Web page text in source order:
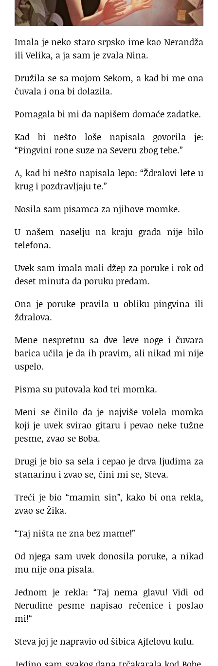
Imala je neko staro srpsko ime kao Nerandža
ili Velika, a ja sam je zvala Nina.
Družila se sa mojom Sekom, a kad bi me ona
čuvala i ona bi dolazila.
Pomagala bi mi da napišem domaće zadatke.
Kad bi nešto loše napisala govorila je:
“Pingvini rone suze na Severu zbog tebe.”
A, kad bi nešto napisala lepo: “Ždralovi lete u
krug i pozdravljaju te.”
Nosila sam pisamca za njihove momke.
U našem naselju na kraju grada nije bilo
telefona.
Uvek sam imala mali džep za poruke i rok od
deset minuta da poruku predam.
Ona je poruke pravila u obliku pingvina ili
ždralova.
Mene nespretnu sa dve leve noge i čuvara
barica učila je da ih pravim, ali nikad mi nije
uspelo.
Pisma su putovala kod tri momka.
Meni se činilo da je najviše volela momka
koji je uvek svirao gitaru i pevao neke tužne
pesme, zvao se Boba.
Drugi je bio sa sela i cepao je drva ljudima za
stanarinu i zvao se, čini mi se, Steva.
Treći je bio “mamin sin”, kako bi ona rekla,
zvao se Žika.
“Taj ništa ne zna bez mame!”
Od njega sam uvek donosila poruke, a nikad
mu nije ona pisala.
Jednom je rekla: “Taj nema glavu! Vidi od
Nerudine pesme napisao rečenice i poslao
mi!“
Steva joj je napravio od šibica Ajfelovu kulu.